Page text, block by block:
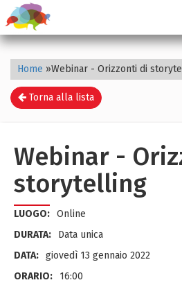
Home »Webinar - Orizzonti di
Torna alla lista
Webinar -
storytelling
LUOGO: Online
DURATA:
Data unica
DATA: giovedì 13 gennaio 2022
ORARIO:
16:00